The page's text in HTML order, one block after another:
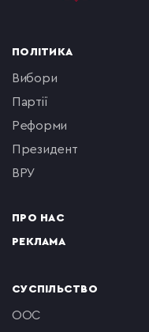
ПОЛІТИКА
вибори
партії
реформи
президент
ВРУ
ПРО НАС
РЕКЛАМА
СУСПІЛЬСТВО
ООС